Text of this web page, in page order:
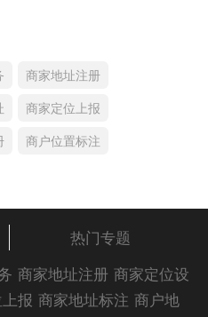
商家地址注册
商家定位上报
商户位置标注
热门专题
商家地址注册 商家定位设
报 商家地址标注 商户地